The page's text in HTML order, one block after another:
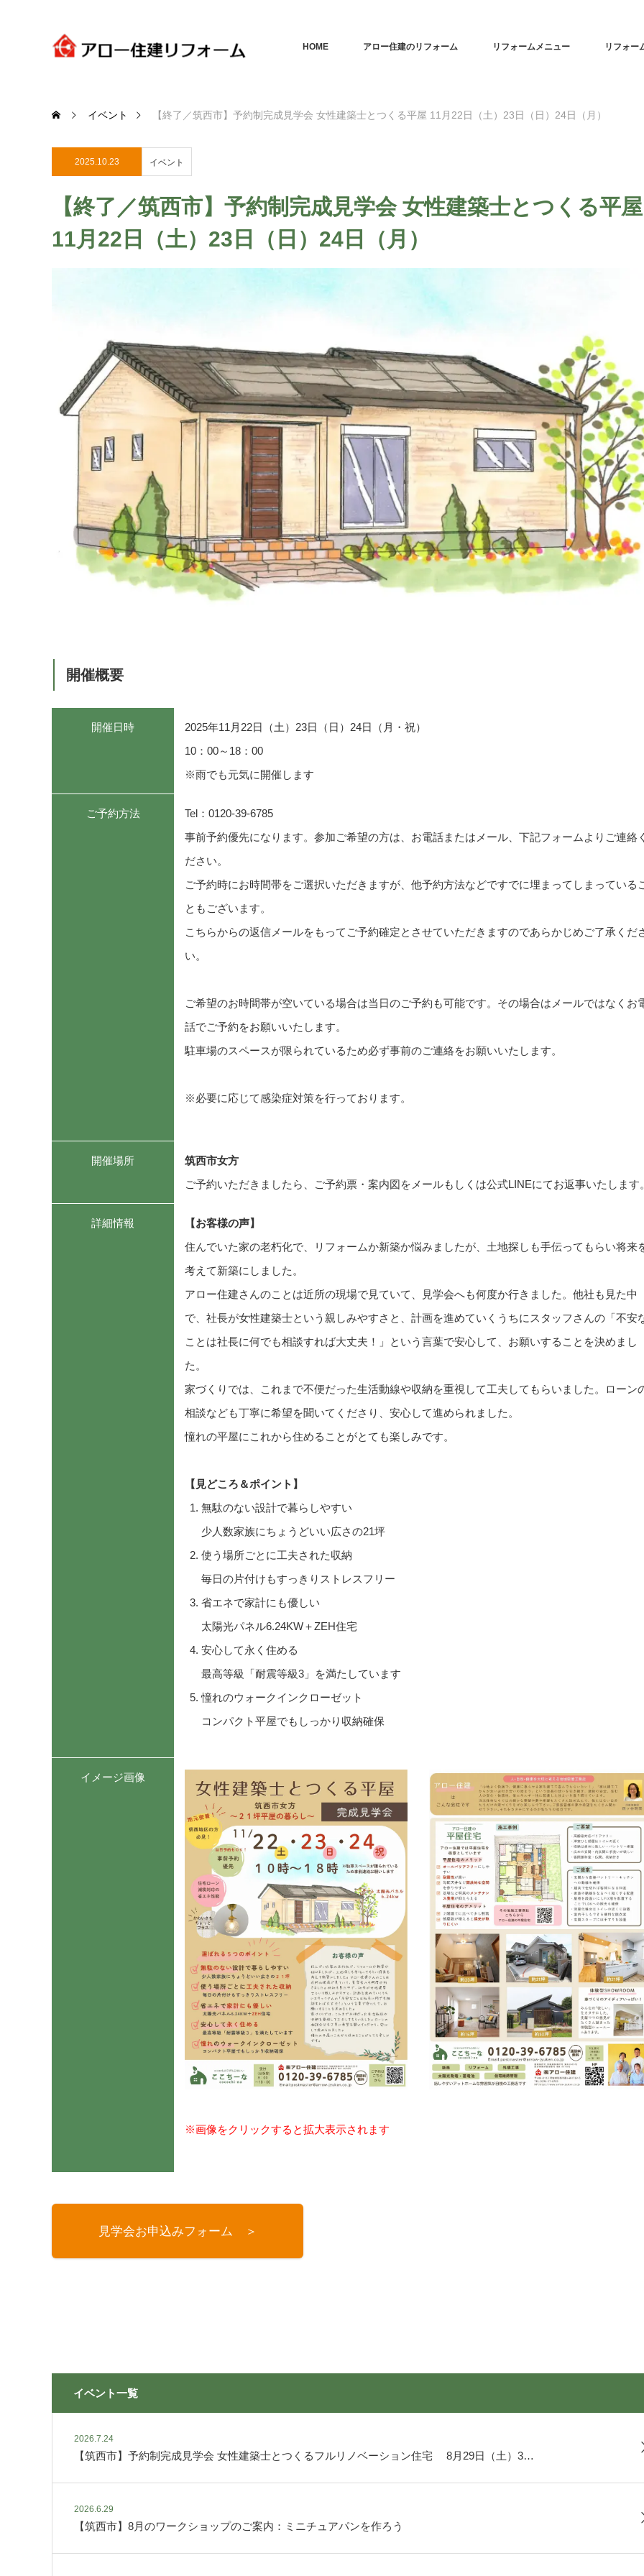
HOME アロー住建のリフォーム リフォームメニュー リフォー
イベント 【終了／筑西市】予約制完成見学会 女性建築士とつくる平屋 11月22日（土）23日（日）24日（月）
2025.10.23 イベント
【終了／筑西市】予約制完成見学会 女性建築士とつくる平屋
11月22日（土）23日（日）24日（月）
開催概要
開催日時
2025年11月22日（土）23日（日）24日（月・祝）
10：00～18：00
※雨でも元気に開催します
ご予約方法
Tel：0120-39-6785
事前予約優先になります。参加ご希望の方は、お電話またはメール、下記フォームよりご連絡
ださい。
ご予約時にお時間帯をご選択いただきますが、他予約方法などですでに埋まってしまっている
ともございます。
こちらからの返信メールをもってご予約確定とさせていただきますのであらかじめご了承くだ
い。
ご希望のお時間帯が空いている場合は当日のご予約も可能です。その場合はメールではなくお
話でご予約をお願いいたします。
駐車場のスペースが限られているため必ず事前のご連絡をお願いいたします。
※必要に応じて感染症対策を行っております。
開催場所
筑西市女方
ご予約いただきましたら、ご予約票・案内図をメールもしくは公式LINEにてお返事いたします
詳細情報
【お客様の声】
住んでいた家の老朽化で、リフォームか新築か悩みましたが、土地探しも手伝ってもらい将来
考えて新築にしました。
アロー住建さんのことは近所の現場で見ていて、見学会へも何度か行きました。他社も見た中
で、社長が女性建築士という親しみやすさと、計画を進めていくうちにスタッフさんの「不安
ことは社長に何でも相談すれば大丈夫！」という言葉で安心して、お願いすることを決めまし
た。
家づくりでは、これまで不便だった生活動線や収納を重視して工夫してもらいました。ローン
相談なども丁寧に希望を聞いてくださり、安心して進められました。
憧れの平屋にこれから住めることがとても楽しみです。
【見どころ＆ポイント】
無駄のない設計で暮らしやすい
少人数家族にちょうどいい広さの21坪
使う場所ごとに工夫された収納
毎日の片付けもすっきりストレスフリー
省エネで家計にも優しい
太陽光パネル6.24KW＋ZEH住宅
安心して永く住める
最高等級「耐震等級3」を満たしています
憧れのウォークインクローゼット
コンパクト平屋でもしっかり収納確保
イメージ画像
※画像をクリックすると拡大表示されます
見学会お申込みフォーム ＞
イベント一覧
2026.7.24
【筑西市】予約制完成見学会 女性建築士とつくるフルリノベーション住宅 8月29日（土）3…
2026.6.29
【筑西市】8月のワークショップのご案内：ミニチュアパンを作ろう